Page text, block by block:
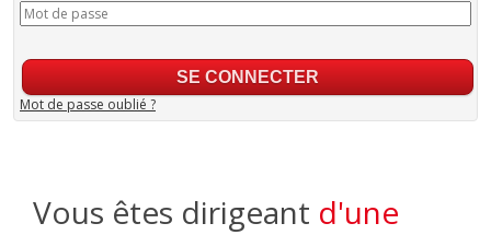
Mot de passe oublié ?
Vous êtes dirigeant d'une